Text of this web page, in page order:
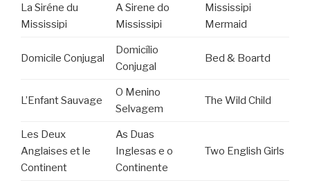
La Siréne du
Mississipi
A Sirene do
Mississipi
Mississipi
Mermaid
Domicile Conjugal
Domicílio
Conjugal
Bed & Boartd
L’Enfant Sauvage
O Menino
Selvagem
The Wild Child
Les Deux
Anglaises et le
Continent
As Duas
Inglesas e o
Continente
Two English Girls